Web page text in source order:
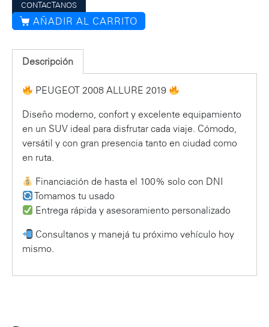
CONTACTANOS
AÑADIR AL CARRITO
Descripción
PEUGEOT 2008 ALLURE 2019
Diseño moderno, confort y excelente equipamiento
en un SUV ideal para disfrutar cada viaje. Cómodo,
versátil y con gran presencia tanto en ciudad como
en ruta.
Financiación de hasta el 100% solo con DNI
Tomamos tu usado
Entrega rápida y asesoramiento personalizado
Consultanos y manejá tu próximo vehículo hoy
mismo.